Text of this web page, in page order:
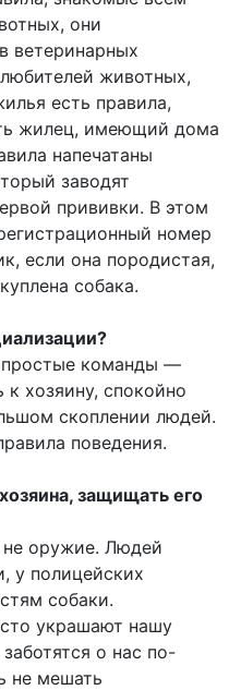
они
ветеринарных
животных,
есть правила,
жилец, имеющий дома
напечатаны
заводят
прививки. В этом
номер
если она породистая,
собака.
команды —
хозяину, спокойно
скоплении людей.
поведения.
защищать его
оружие. Людей
у полицейских
собаки.
украшают нашу
о нас по-
не мешать